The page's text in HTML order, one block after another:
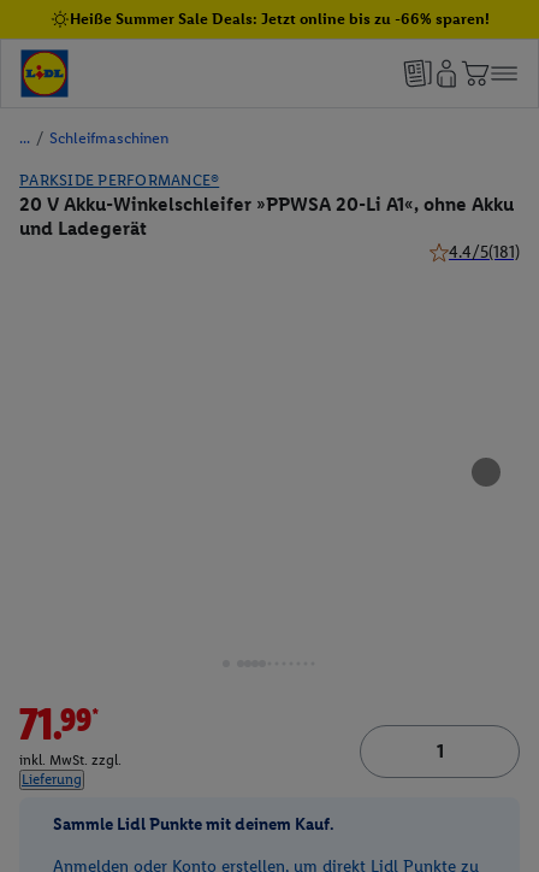
Heiße Summer Sale Deals: Jetzt online bis zu -66% sparen!
/ Schleifmaschinen
PARKSIDE PERFORMANCE®
20 V Akku-Winkelschleifer »PPWSA 20-Li A1«, ohne Akku
und Ladegerät
4.4/5(181)
71.99*
inkl. MwSt. zzgl.
Lieferung
Sammle Lidl Punkte mit deinem Kauf.
Anmelden oder Konto erstellen, um direkt Lidl Punkte zu